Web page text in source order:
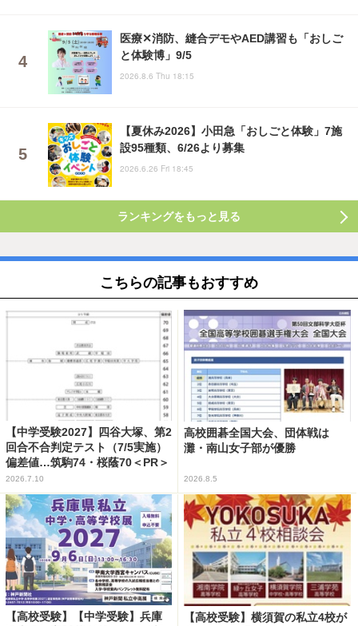
医療✕消防、縫合デモやAED講習も「おしご
と体験博」9/5
2026.8.6 Thu 18:15
【夏休み2026】小田急「おしごと体験」7施
設95種類、6/26より募集
2026.6.26 Fri 18:45
ランキングをもっと見る
こちらの記事もおすすめ
【中学受験2027】四谷大塚、第2
回合不合判定テスト（7/5実施）
偏差値…筑駒74・桜蔭70＜PR＞
2026.7.10
高校囲碁全国大会、団体戦は
灘・南山女子部が優勝
2026.8.5
【高校受験】【中学受験】兵庫
【高校受験】横須賀の私立4校が